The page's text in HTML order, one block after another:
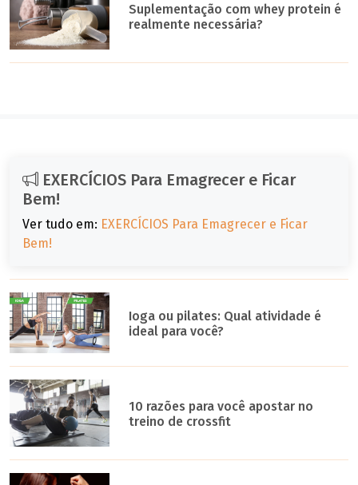
Suplementação com whey protein é
realmente necessária?
EXERCÍCIOS Para Emagrecer e Ficar
Bem!
Ver tudo em: EXERCÍCIOS Para Emagrecer e Ficar
Bem!
Ioga ou pilates: Qual atividade é
ideal para você?
10 razões para você apostar no
treino de crossfit